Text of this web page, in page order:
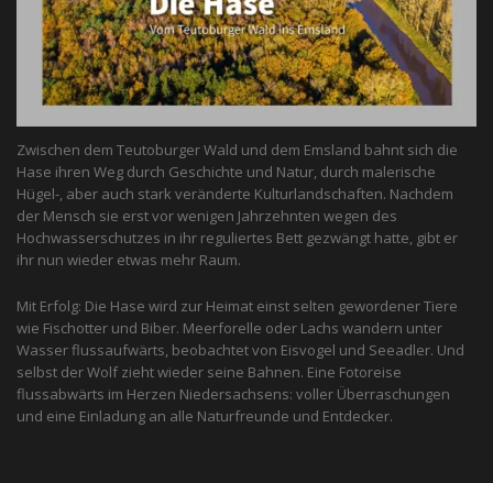
Zwischen dem Teutoburger Wald und dem Emsland bahnt sich die
Hase ihren Weg durch Geschichte und Natur, durch malerische
Hügel-, aber auch stark veränderte Kulturlandschaften. Nachdem
der Mensch sie erst vor wenigen Jahrzehnten wegen des
Hochwasserschutzes in ihr reguliertes Bett gezwängt hatte, gibt er
ihr nun wieder etwas mehr Raum.
Mit Erfolg: Die Hase wird zur Heimat einst selten gewordener Tiere
wie Fischotter und Biber. Meerforelle oder Lachs wandern unter
Wasser flussaufwärts, beobachtet von Eis­vogel und See­adler. Und
selbst der Wolf zieht wieder seine Bahnen. Eine Fotoreise
flussabwärts im Herzen Niedersachsens: voller Überraschungen
und eine Einladung an alle ­Naturfreunde und Entdecker.